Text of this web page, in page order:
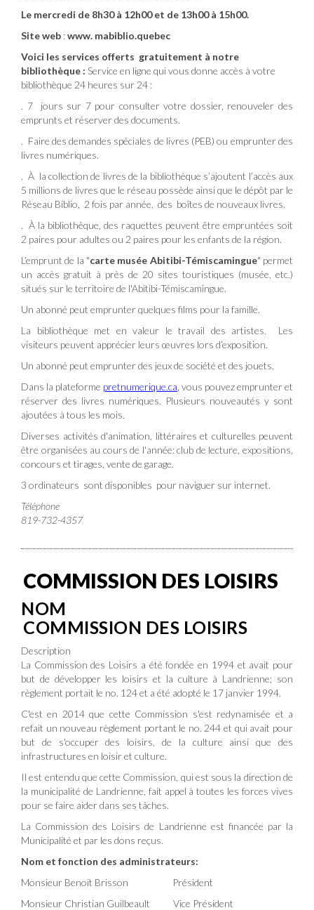
Le mercredi de 8h30 à 12h00 et de 13h00 à 15h00.
Site web :www. mabiblio.quebec
Voici les services offerts gratuitement à notre
bibliothèque : Service en ligne qui vous donne accès à votre
bibliothèque 24 heures sur 24 :
. 7 jours sur 7 pour consulter votre dossier, renouveler des
emprunts et réserver des documents.
. Faire des demandes spéciales de livres (PEB) ou emprunter des
livres numériques.
. À la collection de livres de la bibliothèque s’ajoutent l’accès aux
5 millions de livres que le réseau possède ainsi que le dépôt par le
Réseau Biblio, 2 fois par année, des boîtes de nouveaux livres.
. À la bibliothèque, des raquettes peuvent être empruntées soit
2 paires pour adultes ou 2 paires pour les enfants de la région.
L’emprunt de la "carte musée Abitibi-Témiscamingue" permet
un accès gratuit à près de 20 sites touristiques (musée, etc.)
situés sur le territoire de l'Abitibi-Témiscamingue.
Un abonné peut emprunter quelques films pour la famille.
La bibliothèque met en valeur le travail des artistes. Les
visiteurs peuvent apprécier leurs œuvres lors d’exposition.
Un abonné peut emprunter des jeux de société et des jouets.
Dans la plateforme pretnumerique.ca, vous pouvez emprunter et
réserver des livres numériques. Plusieurs nouveautés y sont
ajoutées à tous les mois.
Diverses activités d'animation, littéraires et culturelles peuvent
être organisées au cours de l'année: club de lecture, expositions,
concours et tirages, vente de garage.
3 ordinateurs sont disponibles pour naviguer sur internet.
Téléphone
819-732-4357
COMMISSION DES LOISIRS
NOM
COMMISSION DES LOISIRS
Description
La Commission des Loisirs a été fondée en 1994 et avait pour
but de développer les loisirs et la culture à Landrienne; son
règlement portait le no. 124 et a été adopté le 17 janvier 1994.
C'est en 2014 que cette Commission s'est redynamisée et a
refait un nouveau règlement portant le no. 244 et qui avait pour
but de s'occuper des loisirs, de la culture ainsi que des
infrastructures en loisir et culture.
Il est entendu que cette Commission, qui est sous la direction de
la municipalité de Landrienne, fait appel à toutes les forces vives
pour se faire aider dans ses tâches.
La Commission des Loisirs de Landrienne est financée par la
Municipalité et par les dons reçus.
Nom et fonction des administrateurs:
Monsieur Benoit Brisson Président
Monsieur Christian Guilbeault Vice Président